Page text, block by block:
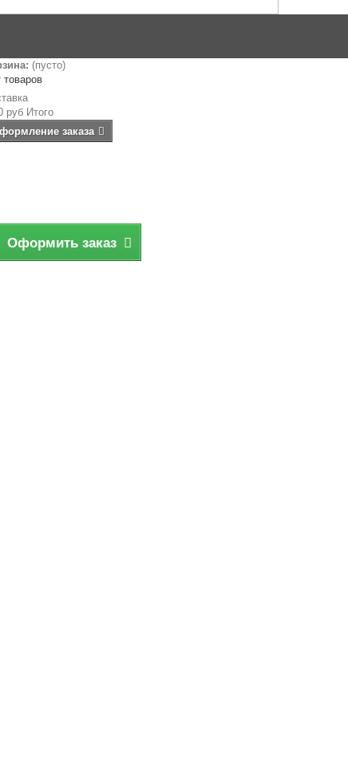
(пусто)
товаров
руб Итого
заказа
Оформить заказ